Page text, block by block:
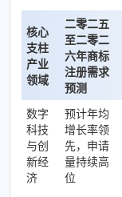
核心
支柱
产业
领域
二零二五
至二零二
六年商标
注册需求
预测
数字
科技
与创
新经
济
预计年均
增长率领
先，申请
量持续高
位